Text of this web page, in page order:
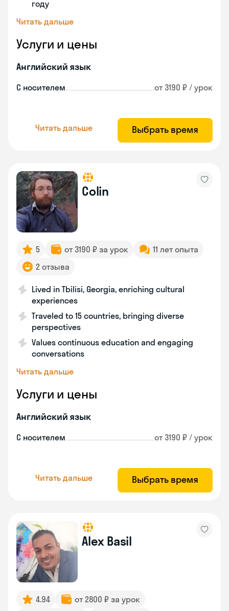
году
Читать дальше
Услуги и цены
Английский язык
С носителем от 3190 ₽ / урок
Читать дальше Выбрать время
Colin
5 от 3190 ₽ за урок
11 лет опыта
2 отзыва
Lived in Tbilisi, Georgia, enriching cultural
experiences
Traveled to 15 countries, bringing diverse
perspectives
Values continuous education and engaging
conversations
Читать дальше
Услуги и цены
Английский язык
С носителем от 3190 ₽ / урок
Читать дальше Выбрать время
Alex Basil
4.94
от 2800 ₽ за урок